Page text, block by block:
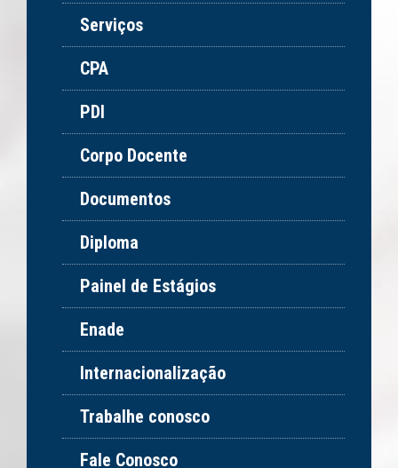
Serviços
CPA
PDI
Corpo Docente
Documentos
Diploma
Painel de Estágios
Enade
Internacionalização
Trabalhe conosco
Fale Conosco